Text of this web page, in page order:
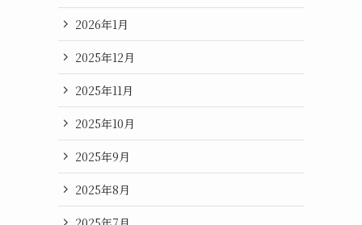
2026年1月
2025年12月
2025年11月
2025年10月
2025年9月
2025年8月